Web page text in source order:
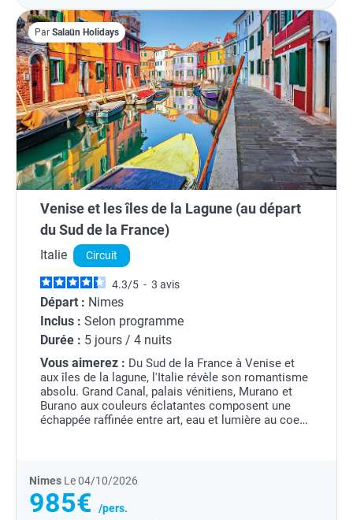
Par Salaün Holidays
Venise et les îles de la Lagune (au départ
du Sud de la France)
Italie Circuit
4.3/5 - 3 avis
Départ : Nimes
Inclus : Selon programme
Durée : 5 jours / 4 nuits
Vous aimerez : Du Sud de la France à Venise et
aux îles de la lagune, l'Italie révèle son romantisme
absolu. Grand Canal, palais vénitiens, Murano et
Burano aux couleurs éclatantes composent une
échappée raffinée entre art, eau et lumière au coeur
Nimes Le 04/10/2026
985€ /pers.